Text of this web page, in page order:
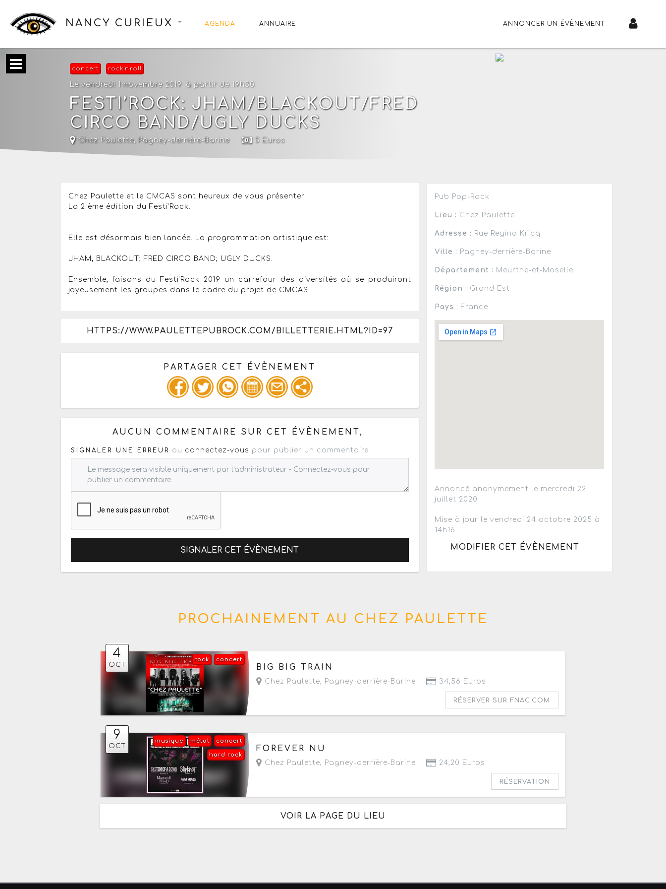
NANCY CURIEUX AGENDA ANNUAIRE ANNONCER UN ÉVÈNEMENT
concert rock'n'roll
Le vendredi 1 novembre 2019 à partir de 19h30
FESTI’ROCK: JHAM/BLACKOUT/FRED
CIRCO BAND/UGLY DUCKS
Chez Paulette, Pagney-derrière-Barine 5 Euros
Chez Paulette et le CMCAS sont heureux de vous présenter
La 2 ème édition du Festi’Rock.
Elle est désormais bien lancée. La programmation artistique est:
JHAM; BLACKOUT; FRED CIRCO BAND; UGLY DUCKS.
Ensemble, faisons du Festi’Rock 2019 un carrefour des diversités où se produiront
joyeusement les groupes dans le cadre du projet de CMCAS.
HTTPS://WWW.PAULETTEPUBROCK.COM/BILLETTERIE.HTML?ID=97
PARTAGER CET ÉVÈNEMENT
Copiez les infos ci-dessous pour un : mail / forum / réseau social
AUCUN COMMENTAIRE SUR CET ÉVÈNEMENT,
SIGNALER UNE ERREUR ou connectez-vous pour publier un commentaire
SIGNALER CET ÉVÈNEMENT
Pub Pop-Rock
Lieu : Chez Paulette
Adresse : Rue Regina Kricq
Ville : Pagney-derrière-Barine
Département : Meurthe-et-Moselle
Région : Grand Est
Pays : France
Annoncé anonymement le mercredi 22
juillet 2020
Mise à jour le vendredi 24 octobre 2025 à
14h16
MODIFIER CET ÉVÈNEMENT
PROCHAINEMENT AU CHEZ PAULETTE
4
OCT
concert
rock
Le dimanche 4 octobre 2026
BIG BIG TRAIN
Chez Paulette, Pagney-derrière-Barine 34,56 Euros
RÉSERVER SUR FNAC.COM
9
OCT
concert
métal
musique
hard rock
Le vendredi 9 octobre 2026
FOREVER NU
Chez Paulette, Pagney-derrière-Barine 24,20 Euros
RÉSERVATION
VOIR LA PAGE DU LIEU